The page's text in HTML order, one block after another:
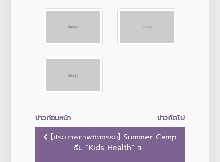
ข่าวก่อนหน้า
ข่าวถัดไป
[ประมวลภาพกิจกรรม] Summer Camp
ธีม "Kids Health" ส...